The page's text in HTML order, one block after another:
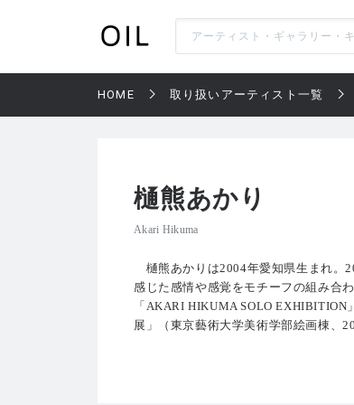
HOME 取り扱いアーティスト一覧
樋熊あかり
Akari Hikuma
樋熊あかりは2004年愛知県生まれ。
感じた感情や感覚をモチーフの組み合
「AKARI HIKUMA SOLO
展」（東京藝術大学美術学部絵画棟、